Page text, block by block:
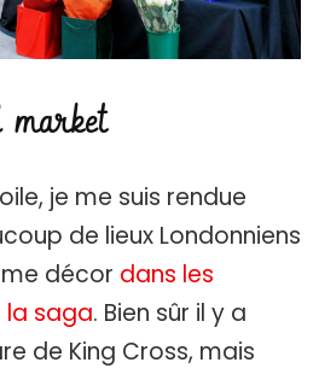
je me suis rendue
de lieux Londonniens
décor dans les
la saga. Bien sûr il y a
de King Cross, mais